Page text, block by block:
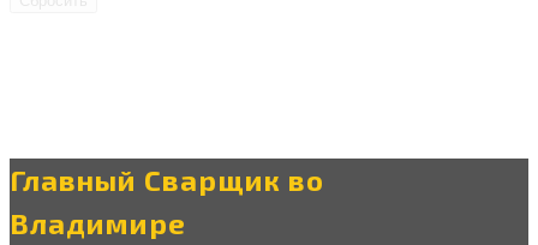
Главный Сварщик во
Владимире